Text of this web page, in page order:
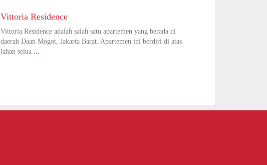
Vittoria Residence
Vittoria Residence adalah salah satu apartemen yang berada di
daerah Daan Mogot, Jakarta Barat. Apartemen ini berdiri di atas
lahan selua ...